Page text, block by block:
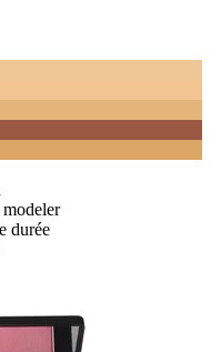
durée